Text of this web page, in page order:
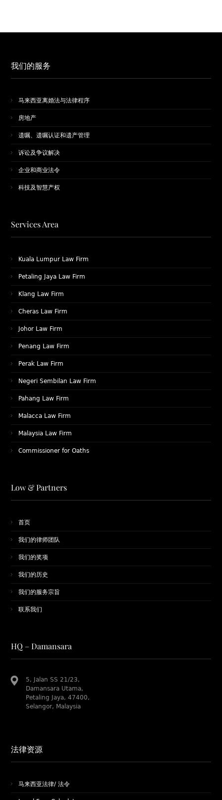
我们的服务
马来西亚离婚法与法律程序
房地产
遗嘱、遗嘱认证和遗产管理
诉讼及争议解决
企业和商业法令
科技及智慧产权
Services Area
Kuala Lumpur Law Firm
Petaling Jaya Law Firm
Klang Law Firm
Cheras Law Firm
Johor Law Firm
Penang Law Firm
Perak Law Firm
Negeri Sembilan Law Firm
Pahang Law Firm
Malacca Law Firm
Malaysia Law Firm
Commissioner for Oaths
Low & Partners
首页
我们的律师团队
​我们的奖项
我们的历史
我们的服务宗旨
联系我们
HQ – Damansara
5, Jalan SS 21/23,
Damansara Utama,
Petaling Jaya, 47400,
Selangor, Malaysia
法律资源
马来西亚法律/ 法令